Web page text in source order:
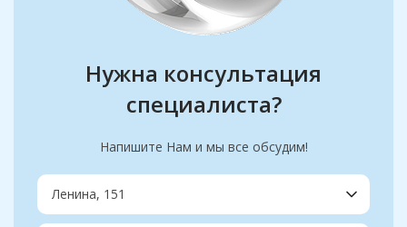
Нужна консультация
специалиста?
Напишите Нам и мы все обсудим!